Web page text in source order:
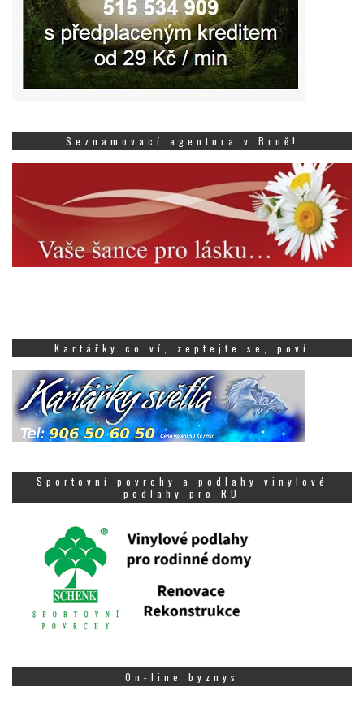
Seznamovací agentura v Brně!
Kartářky co ví, zeptejte se, poví
Sportovní povrchy a podlahy vinylové
podlahy pro RD
On-line byznys